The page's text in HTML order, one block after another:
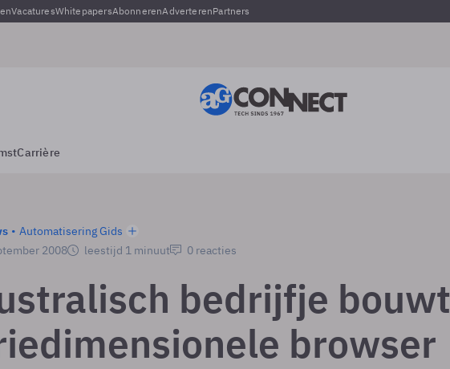
VacaturesWhitepapersAbonnerenAdverterenPartners
Carrière
Automatisering Gids
2008
leestijd 1 minuut 0 reacties
bedrijfje bouwt
browser